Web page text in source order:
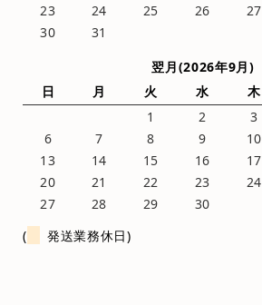
23
24 25 26 27
30
31
翌月(2026年9月)
日
月 火 水 木
1
2 3
6
7 8 9 10
13
14 15 16 17
20
21 22 23 24
27
28 29
30
(
発送業務休日)